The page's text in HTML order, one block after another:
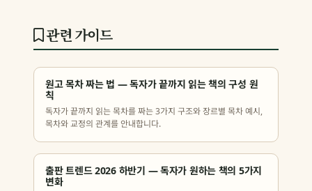
관련 가이드
원고 목차 짜는 법 — 독자가 끝까지 읽는 책의 구성 원
칙
독자가 끝까지 읽는 목차를 짜는 3가지 구조와 장르별 목차 예시,
목차와 교정의 관계를 안내합니다.
출판 트렌드 2026 하반기 — 독자가 원하는 책의 5가지
변화